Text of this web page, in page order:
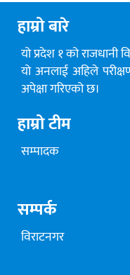
हाम्रो बारे
यो प्रदेश १ को राजधानी
यो अनलाई अहिले
अपेक्षा गरिएको छ।
हाम्रो टीम
सम्पादक
सम्पर्क
विराटनगर